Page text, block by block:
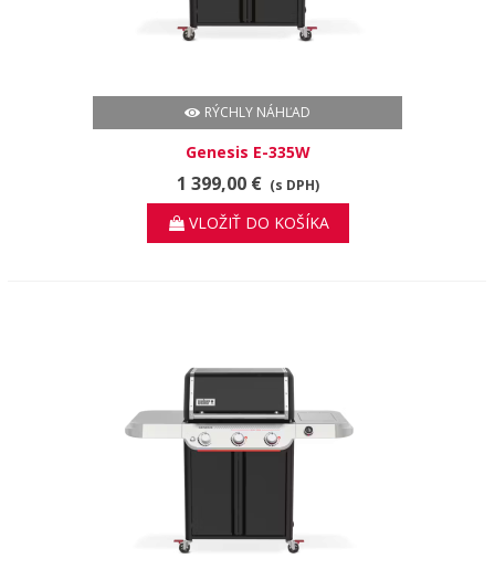
RÝCHLY NÁHĽAD
Genesis E-335W
1 399,00 € (s DPH)
VLOŽIŤ DO KOŠÍKA